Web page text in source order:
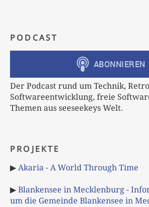
PODCAST
Der Podcast rund um Technik,
Softwareentwicklung, freie
Themen aus seeseekeys Welt.
PROJEKTE
▶Akaria - A World Through Time
▶Blankensee in Mecklenburg -
um die Gemeinde Blankensee in